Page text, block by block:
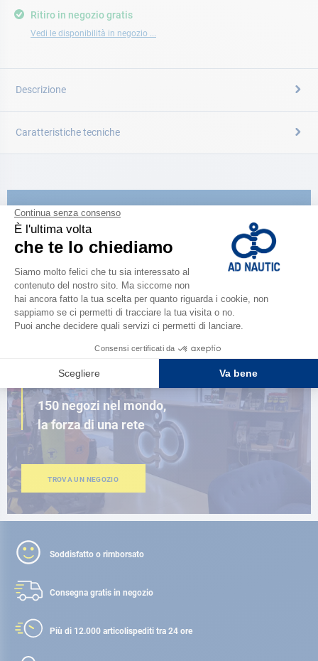
Ritiro in negozio gratis
Vedi le disponibilità in negozio ...
Descrizione
Caratteristiche tecniche
CATALOGARE
Scopri la
SFOGLIA IL CATALOGO
150 negozi nel mondo,
la forza di una rete
TROVA UN NEGOZIO
Soddisfatto o rimborsato
Consegna gratis in negozio
Più di 12.000 articolispediti tra 24 ore